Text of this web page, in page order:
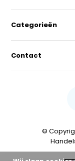
Categorieën
Contact
©